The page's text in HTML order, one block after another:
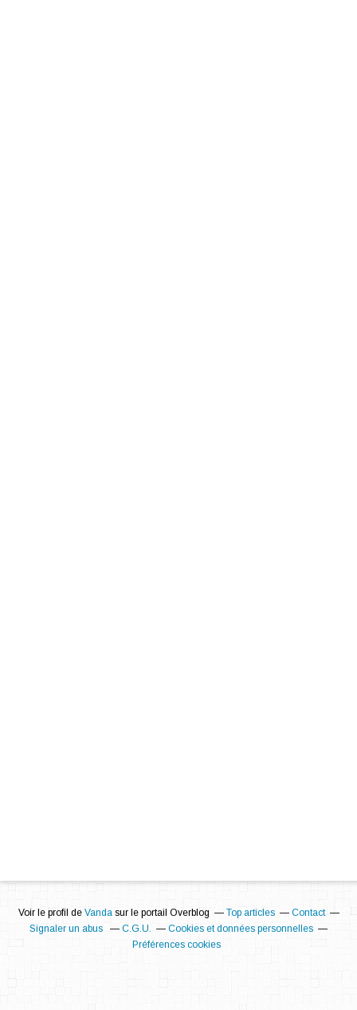
Voir le profil de Vandasur le portail Overblog Top articles
Contact
Signaler un abus
C.G.U.
Cookies et données personnelles
Préférences cookies